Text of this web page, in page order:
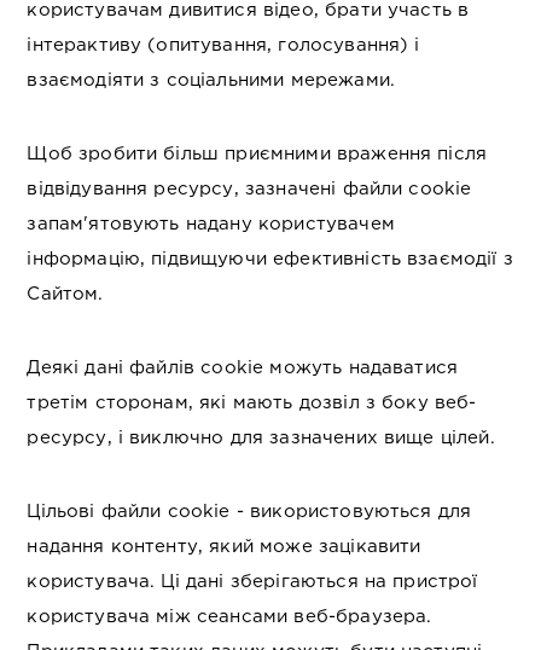
користувачам дивитися відео, брати участь в
інтерактиву (опитування, голосування) і
взаємодіяти з соціальними мережами.
Щоб зробити більш приємними враження після
відвідування ресурсу, зазначені файли cookie
запам'ятовують надану користувачем
інформацію, підвищуючи ефективність взаємодії з
Сайтом.
Деякі дані файлів cookie можуть надаватися
третім сторонам, які мають дозвіл з боку веб-
ресурсу, і виключно для зазначених вище цілей.
Цільові файли cookie - використовуються для
надання контенту, який може зацікавити
користувача. Ці дані зберігаються на пристрої
користувача між сеансами веб-браузера.